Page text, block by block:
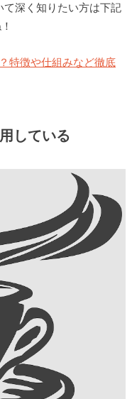
深く知りたい方は下記
特徴や仕組みなど徹底
している